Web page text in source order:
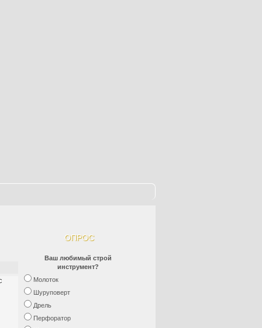
ОПРОС
Ваш любимый строй
инструмент?
Молоток
Шуруповерт
Дрель
Перфоратор